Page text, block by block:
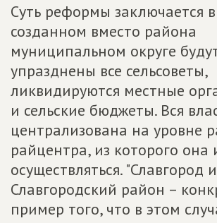
Суть реформы заключается
созданном вместо района
муниципальном округе
упразднены все сельсоветы,
ликвидируются местные
и сельские бюджеты. Вся
централизована на уровне
райцентра, из которого она
осуществляться. "Славгород и
Славгородский район –
пример того, что в этом